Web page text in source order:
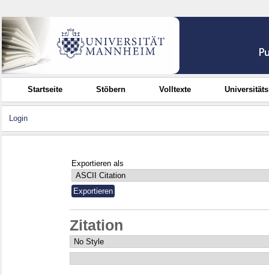
Startseite Stöbern Volltexte
Login
Exportieren als
Zitation